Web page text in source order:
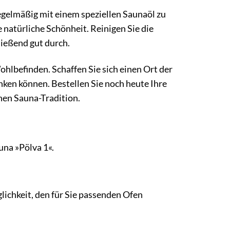
mit einem speziellen Saunaöl zu
Schönheit. Reinigen Sie die
gut durch.
Schaffen Sie sich einen Ort der
können. Bestellen Sie noch heute Ihre
Sauna-Tradition.
»Pölva 1«.
den für Sie passenden Ofen